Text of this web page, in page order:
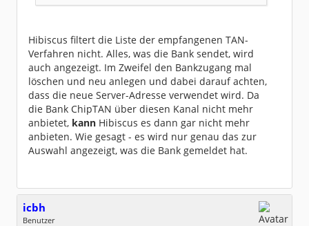
Hibiscus filtert die Liste der empfangenen TAN-
Verfahren nicht. Alles, was die Bank sendet, wird
auch angezeigt. Im Zweifel den Bankzugang mal
löschen und neu anlegen und dabei darauf achten,
dass die neue Server-Adresse verwendet wird. Da
die Bank ChipTAN über diesen Kanal nicht mehr
anbietet, kann Hibiscus es dann gar nicht mehr
anbieten. Wie gesagt - es wird nur genau das zur
Auswahl angezeigt, was die Bank gemeldet hat.
icbh
Benutzer